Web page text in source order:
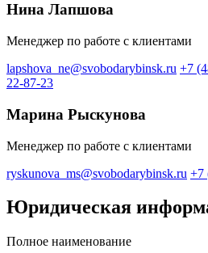
Нина Лапшова
Менеджер по работе с клиентами
lapshova_ne@svobodarybinsk.ru +7
22-87-23
Марина Рыскунова
Менеджер по работе с клиентами
ryskunova_ms@svobodarybinsk.ru +7
Юридическая
Полное наименование